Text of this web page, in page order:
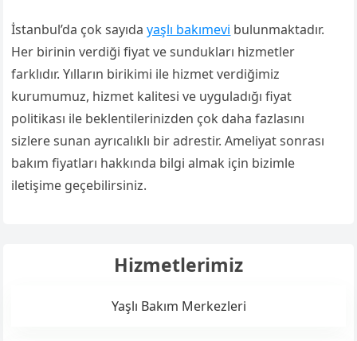
İstanbul’da çok sayıdayaşlı bakımevi bulunmaktadır.
Her birinin verdiği fiyat ve sundukları hizmetler
farklıdır. Yılların birikimi ile hizmet verdiğimiz
kurumumuz, hizmet kalitesi ve uyguladığı fiyat
politikası ile beklentilerinizden çok daha fazlasını
sizlere sunan ayrıcalıklı bir adrestir. Ameliyat sonrası
bakım fiyatları hakkında bilgi almak için bizimle
iletişime geçebilirsiniz.
Hizmetlerimiz
Yaşlı Bakım Merkezleri